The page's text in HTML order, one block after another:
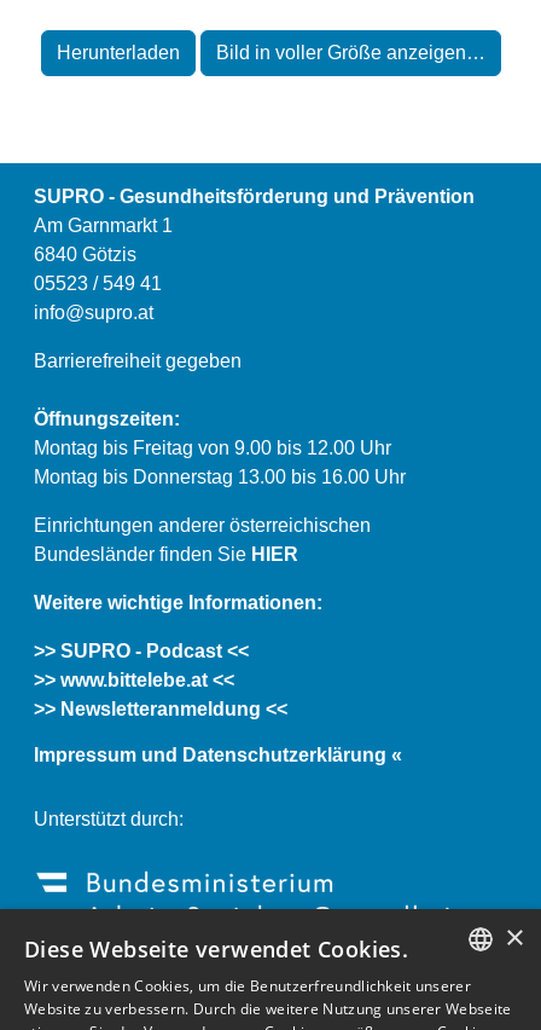
Herunterladen Bild in voller Größe anzeigen…
SUPRO - Gesundheitsförderung und Prävention
Am Garnmarkt 1
6840 Götzis
05523 / 549 41
info@supro.at
Barrierefreiheit gegeben
Öffnungszeiten:
Montag bis Freitag von 9.00 bis 12.00 Uhr
Montag bis Donnerstag 13.00 bis 16.00 Uhr
Einrichtungen anderer österreichischen
Bundesländer finden Sie HIER
Weitere wichtige Informationen:
>> SUPRO - Podcast <<
>> www.bittelebe.at <<
>> Newsletteranmeldung <<
Impressum und Datenschutzerklärung «
Unterstützt durch:
GERMAN
×
Diese Webseite verwendet Cookies.
Wir verwenden Cookies, um die Benutzerfreundlichkeit unserer
Website zu verbessern. Durch die weitere Nutzung unserer Webseite